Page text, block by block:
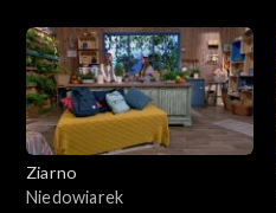
Ziarno
Niedowiarek